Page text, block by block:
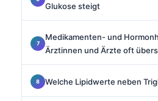
Glukose steigt
Medikamenten- und
Ärztinnen und Ärzte oft
Welche Lipidwerte neben